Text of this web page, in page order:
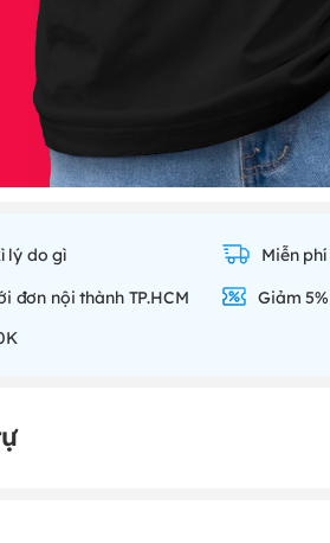
lý do gì
Miễn
đơn nội thành TP.HCM
Giảm